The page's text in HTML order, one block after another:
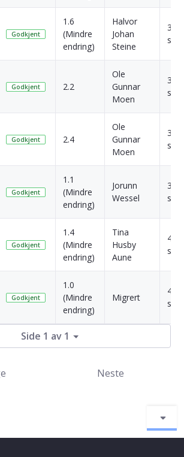
Godkjent
1.6
(Mindre
endring)
Halvor
Johan
Steine
3 År
Godkjent 2.2
Ole
Gunnar
Moen
3 År
Godkjent 2.4
Ole
Gunnar
Moen
3 År
Godkjent
1.1
(Mindre
endring)
Jorunn
Wessel
3 År
Godkjent
1.4
(Mindre
endring)
Tina
Husby
Aune
4 År
Godkjent
1.0
(Mindre
endring)
Migrert
4 År
Side 1 av 1
Neste